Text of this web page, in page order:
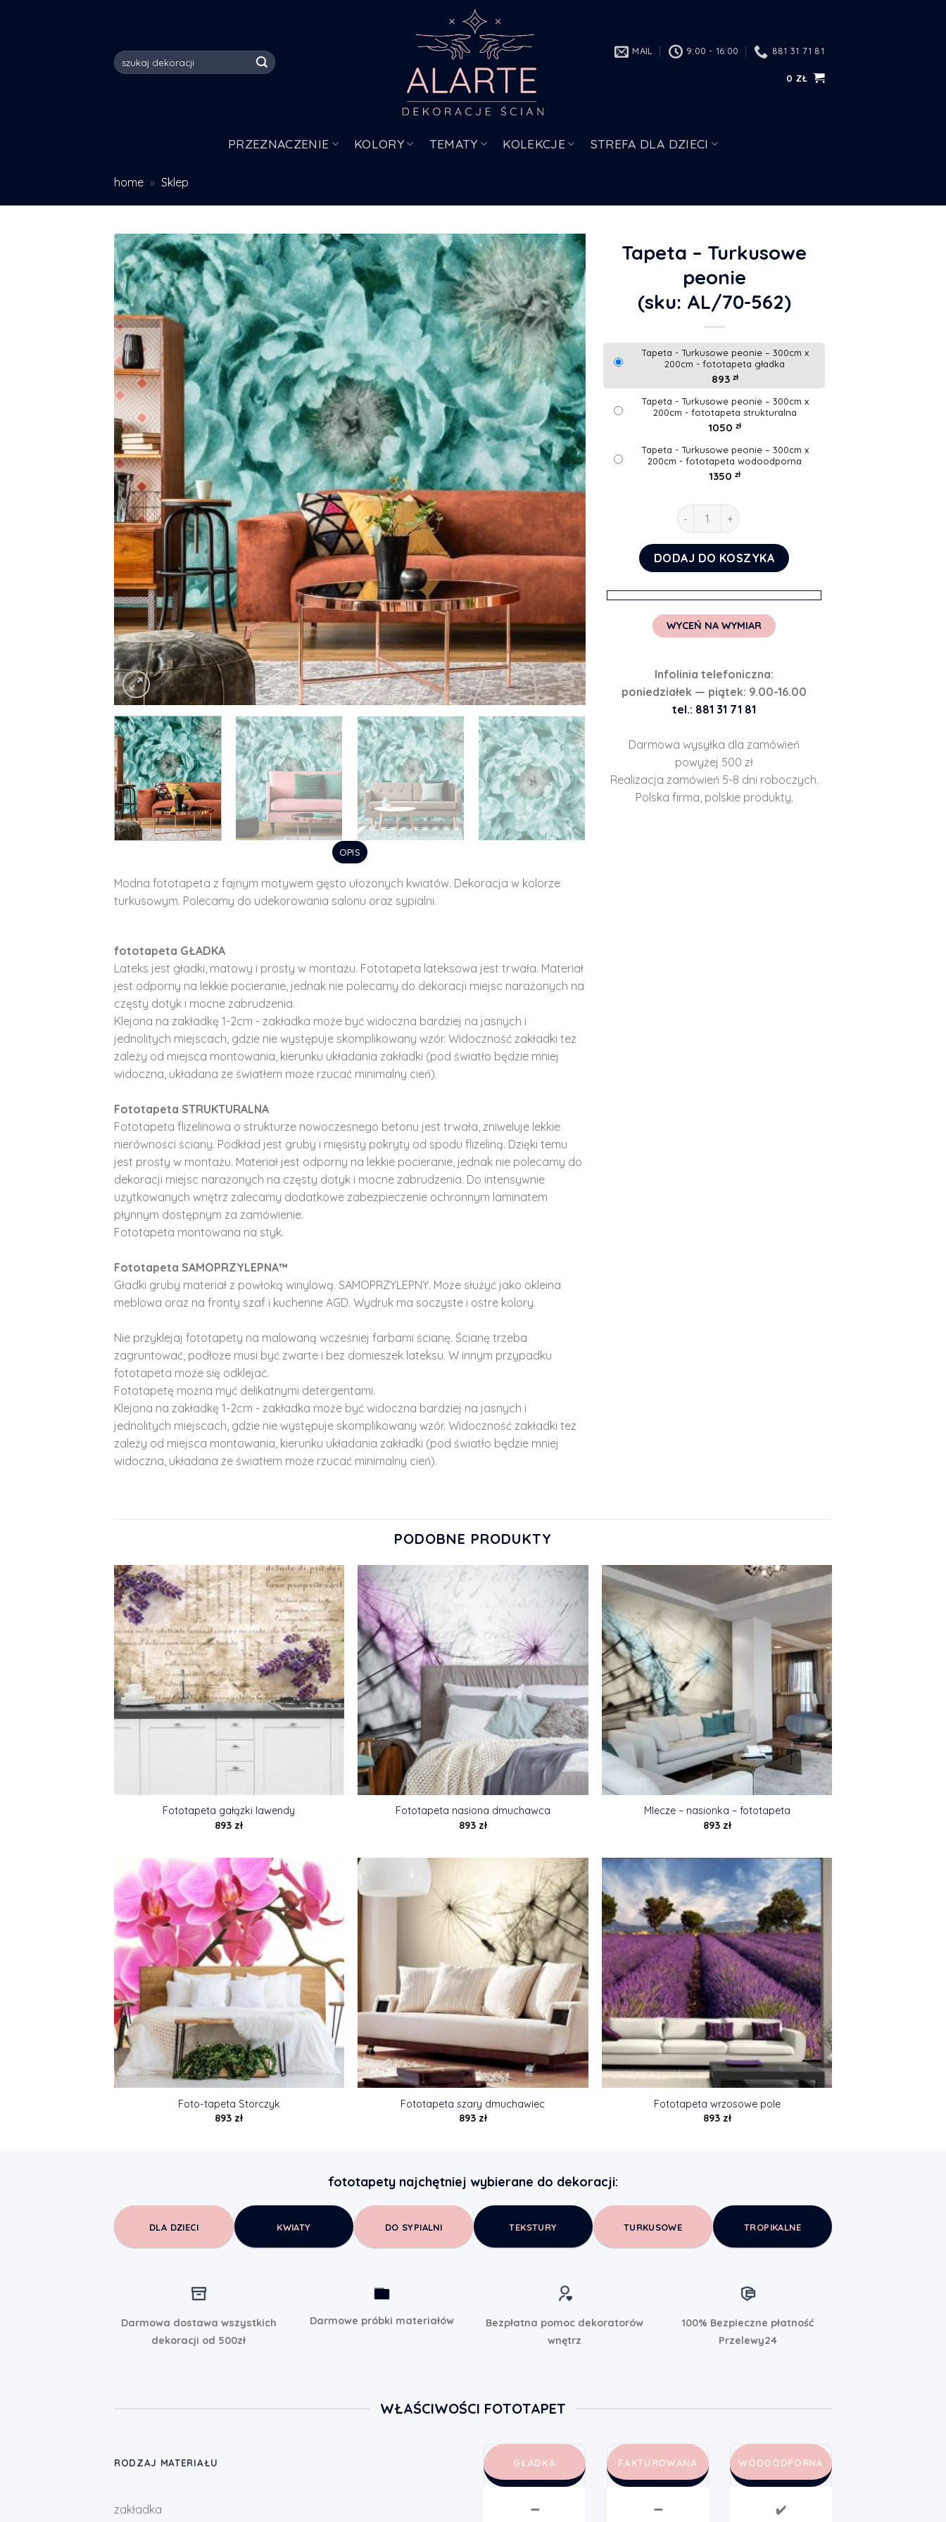
Szukaj:
MAIL 9:00 - 16:00 881 31 71 81
0 ZŁ
PRZEZNACZENIE KOLORY TEMATY KOLEKCJE STREFA DLA DZIECI
home » Sklep
OPIS
Modna fototapeta z fajnym motywem gęsto ułożonych kwiatów. Dekoracja w kolorze
turkusowym. Polecamy do udekorowania salonu oraz sypialni.
fototapeta GŁADKA
Lateks jest gładki, matowy i prosty w montażu. Fototapeta lateksowa jest trwała. Materiał
jest odporny na lekkie pocieranie, jednak nie polecamy do dekoracji miejsc narażonych na
częsty dotyk i mocne zabrudzenia.
Klejona na zakładkę 1-2cm - zakładka może być widoczna bardziej na jasnych i
jednolitych miejscach, gdzie nie występuje skomplikowany wzór. Widoczność zakładki tez
zależy od miejsca montowania, kierunku układania zakładki (pod światło będzie mniej
widoczna, układana ze światłem może rzucać minimalny cień).
Fototapeta STRUKTURALNA
Fototapeta flizelinowa o strukturze nowoczesnego betonu jest trwała, zniweluje lekkie
nierówności ściany. Podkład jest gruby i mięsisty pokryty od spodu flizeliną. Dzięki temu
jest prosty w montażu. Materiał jest odporny na lekkie pocieranie, jednak nie polecamy do
dekoracji miejsc narażonych na częsty dotyk i mocne zabrudzenia. Do intensywnie
użytkowanych wnętrz zalecamy dodatkowe zabezpieczenie ochronnym laminatem
płynnym dostępnym za zamówienie.
Fototapeta montowana na styk.
Fototapeta SAMOPRZYLEPNA™
Gładki gruby materiał z powłoką winylową. SAMOPRZYLEPNY. Może służyć jako okleina
meblowa oraz na fronty szaf i kuchenne AGD. Wydruk ma soczyste i ostre kolory.
Nie przyklejaj fototapety na malowaną wcześniej farbami ścianę. Ścianę trzeba
zagruntować, podłoże musi być zwarte i bez domieszek lateksu. W innym przypadku
fototapeta może się odklejać.
Fototapetę można myć delikatnymi detergentami.
Klejona na zakładkę 1-2cm - zakładka może być widoczna bardziej na jasnych i
jednolitych miejscach, gdzie nie występuje skomplikowany wzór. Widoczność zakładki tez
zależy od miejsca montowania, kierunku układania zakładki (pod światło będzie mniej
widoczna, układana ze światłem może rzucać minimalny cień).
Tapeta – Turkusowe
peonie
(sku: AL/70-562)
Tapeta - Turkusowe peonie – 300cm x
200cm - fototapeta gładka
893 zł
Tapeta - Turkusowe peonie – 300cm x
200cm - fototapeta strukturalna
1050 zł
Tapeta - Turkusowe peonie – 300cm x
200cm - fototapeta wodoodporna
1350 zł
ilość Tapeta - Turkusowe peonie
DODAJ DO KOSZYKA
WYCEŃ NA WYMIAR
Infolinia telefoniczna:
poniedziałek — piątek: 9.00-16.00
tel.: 881 31 71 81
Darmowa wysyłka dla zamówień
powyżej 500 zł
Realizacja zamówień 5-8 dni roboczych.
Polska firma, polskie produkty.
PODOBNE PRODUKTY
Fototapeta gałązki lawendy
893 zł
Fototapeta nasiona dmuchawca
893 zł
Mlecze – nasionka – fototapeta
893 zł
Foto-tapeta Storczyk
893 zł
Fototapeta szary dmuchawiec
893 zł
Fototapeta wrzosowe pole
893 zł
fototapety najchętniej wybierane do dekoracji:
DLA DZIECI KWIATY DO SYPIALNI TEKSTURY TURKUSOWE TROPIKALNE
Darmowa dostawa wszystkich
dekoracji od 500zł
Darmowe próbki materiałów
Bezpłatna pomoc dekoratorów
wnętrz
100% Bezpieczne płatność
Przelewy24
WŁAŚCIWOŚCI FOTOTAPET
RODZAJ MATERIAŁU
zakładka
GŁADKA
➖
FAKTUROWANA
➖
WODOODPORNA
✔️